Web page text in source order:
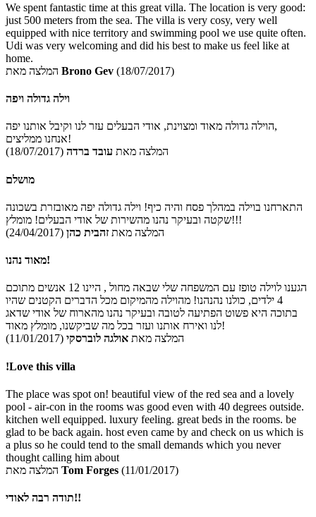
We spent fantastic time at this great villa. The location is very good:
just 500 meters from the sea. The villa is very cosy, very well
equipped with nice territory and swimming pool we use quite often.
Udi was very welcoming and did his best to make us feel like at
home.
Brono Gev (18/07/2017)
וילה גדולה ויפה
הוילה גדולה מאוד ומצוינת, אודי הבעלים עזר לנו וקיבל אותנו יפה,
אנחנו ממליצים!
המלצה מאת עובד ברדה (18/07/2017)
מושלם
התארחנו בוילה במהלך פסח והיה כיף! וילה גדולה יפה מאובזרת בשכונה
שקטה ובעיקר נהנו מהשירות של אודי הבעלים! מומלץ!!!
המלצה מאת זהבית כהן (24/04/2017)
מאוד נהנו!
הגענו לוילה טופז עם המשפחה שלי שבאה מחול , היינו 12 אנשים מתוכם
4 ילדים, כולנו נהנהנו! מהוילה מהמיקום מכל הדברים הקטנים שהיו
בתוכה היא פשוט הפתיעה לטובה ובעיקר נהנו מהארוח של אודי שדאג
לנו ואירח אותנו ועזר בכל מה שביקשנו, מומלץ מאוד!
המלצה מאת אולגה לוברסקי (11/01/2017)
!Love this villa
The place was spot on! beautiful view of the red sea and a lovely
pool - air-con in the rooms was good even with 40 degrees outside.
kitchen well equipped. luxury feeling. great beds in the rooms. be
glad to be back again. host even came by and check on us which is
a plus so he could tend to the small demands which you never
thought calling him about
Tom Forges (11/01/2017)
תודה רבה לאודי!!